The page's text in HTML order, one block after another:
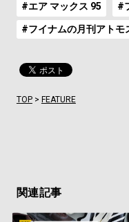
#エア マックス 95 #
#フイナムの月刊アトモ
TOP> FEATURE
関連記事